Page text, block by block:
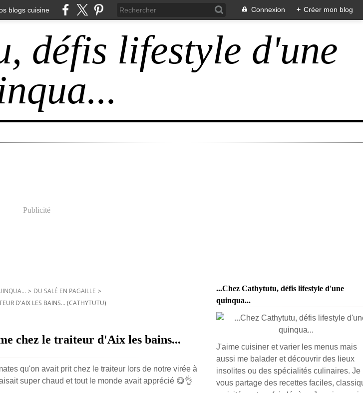
blogs cuisine Connexion + Créer mon blog
défis lifestyle d'une
Publicité
> DU SALÉ EN PAGAILLE >
D'AIX LES BAINS... (CATHYTUTU)
chez le traiteur d'Aix les bains...
qu'on avait prit chez le traiteur lors de notre virée à
super chaud et tout le monde avait apprécié 😋👌
...Chez Cathytutu, défis lifestyle d'une
quinqua...
J'aime cuisiner et varier les menus mais
aussi me balader et découvrir des lieux
insolites ou des spécialités culinaires. Je
vous partage des recettes faciles,